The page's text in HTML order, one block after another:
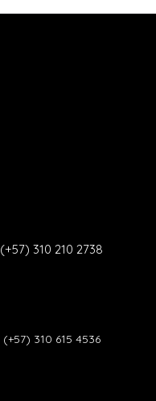
(+57) 310 210 2738
(+57) 310 615 4536